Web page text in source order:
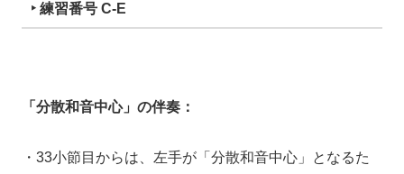
‣ 練習番号 C-E
「分散和音中心」の伴奏：
・33小節目からは、左手が「分散和音中心」となるた